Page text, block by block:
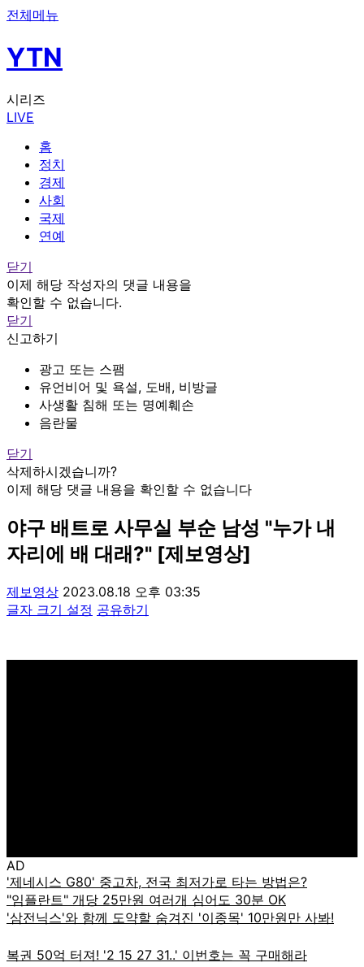
전체메뉴
YTN
시리즈
LIVE
홈
정치
경제
사회
국제
연예
닫기
이제 해당 작성자의 댓글 내용을
확인할 수 없습니다.
닫기
신고하기
광고 또는 스팸
유언비어 및 욕설, 도배, 비방글
사생활 침해 또는 명예훼손
음란물
닫기
삭제하시겠습니까?
이제 해당 댓글 내용을 확인할 수 없습니다
야구 배트로 사무실 부순 남성 "누가 내
자리에 배 대래?" [제보영상]
제보영상 2023.08.18 오후 03:35
글자 크기 설정 공유하기
AD